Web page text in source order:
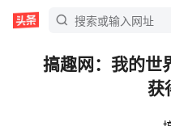
搞趣网：我的世
获